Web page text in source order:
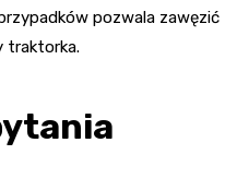
pozwala zawęzić
traktorka.